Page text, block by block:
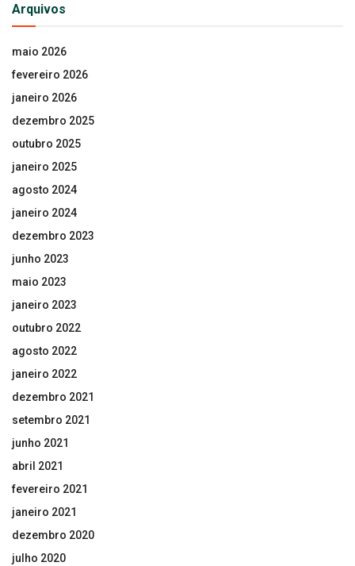
Arquivos
maio 2026
fevereiro 2026
janeiro 2026
dezembro 2025
outubro 2025
janeiro 2025
agosto 2024
janeiro 2024
dezembro 2023
junho 2023
maio 2023
janeiro 2023
outubro 2022
agosto 2022
janeiro 2022
dezembro 2021
setembro 2021
junho 2021
abril 2021
fevereiro 2021
janeiro 2021
dezembro 2020
julho 2020